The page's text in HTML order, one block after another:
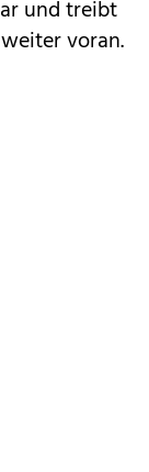
und treibt
voran.